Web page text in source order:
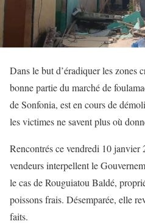
Dans le but d’éradiquer les zones
bonne partie du marché de
de Sonfonia, est en cours de
les victimes ne savent plus où
Rencontrés ce vendredi 10 janvier
vendeurs interpellent le
le cas de Rouguiatou Baldé,
poissons frais. Désemparée, elle
faits.